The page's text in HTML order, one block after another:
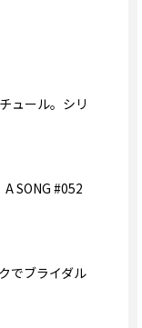
ュール。シリ
SONG #052
でブライダル